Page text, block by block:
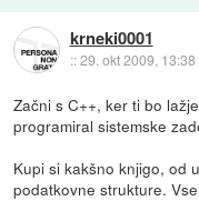
krneki0001
::29. okt 2009, 13:38
Začni s C++, ker ti bo
programiral sistemske
Kupi si kakšno knjigo, od
podatkovne strukture.